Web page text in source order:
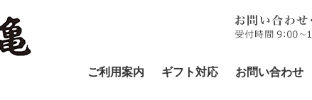
ご利用案内 ギフト対応 お問い合わせ